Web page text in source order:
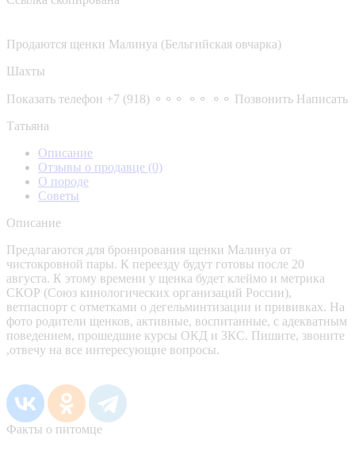
Продаются щенки Малинуа (Бельгийская овчарка)
Шахты
Показать телефон +7 (918) ⚬⚬⚬ ⚬⚬ ⚬⚬ Позвонить Написать
Татьяна
Описание
Отзывы о продавце (0)
О породе
Советы
Описание
Предлагаются для бронирования щенки Малинуа от
чистокровной пары. К переезду будут готовы после 20
августа. К этому времени у щенка будет клеймо и метрика
СКОР (Союз кинологических организаций России),
ветпаспорт с отметками о дегельминтизации и прививках. На
фото родители щенков, активные, воспитанные, с адекватным
поведением, прошедшие курсы ОКД и ЗКС. Пишите, звоните
,отвечу на все интересующие вопросы.
Факты о питомце